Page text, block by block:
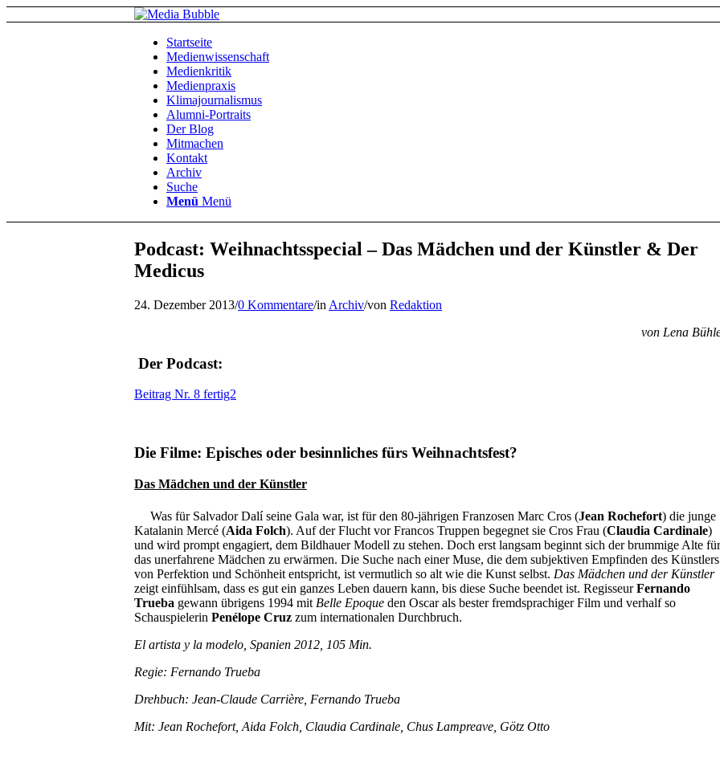
Startseite
Medienwissenschaft
Medienkritik
Medienpraxis
Klimajournalismus
Alumni-Portraits
Der Blog
Mitmachen
Kontakt
Archiv
Suche
Menü Menü
Podcast: Weihnachtsspecial – Das Mädchen und der Künstler & Der
Medicus
24. Dezember 2013/0 Kommentare/in Archiv/von Redaktion
von Lena
Der Podcast:
Beitrag Nr. 8 fertig2
Die Filme: Episches oder besinnliches fürs Weihnachtsfest?
Das Mädchen und der Künstler
Was für Salvador Dalí seine Gala war, ist für den 80-jährigen Franzosen Marc Cros (Jean Rochefort) die junge
Katalanin Mercé (Aida Folch). Auf der Flucht vor Francos Truppen begegnet sie Cros Frau (Claudia Cardinale)
und wird prompt engagiert, dem Bildhauer Modell zu stehen. Doch erst langsam beginnt sich der brummige Alte für
das unerfahrene Mädchen zu erwärmen. Die Suche nach einer Muse, die dem subjektiven Empfinden des Künstlers
von Perfektion und Schönheit entspricht, ist vermutlich so alt wie die Kunst selbst. Das Mädchen und der Künstler
zeigt einfühlsam, dass es gut ein ganzes Leben dauern kann, bis diese Suche beendet ist. RegisseurFernando
Trueba gewann übrigens 1994 mit Belle Epoque den Oscar als bester fremdsprachiger Film und verhalf so
Schauspielerin Penélope Cruz zum internationalen Durchbruch.
El artista y la modelo, Spanien 2012, 105 Min.
Regie: Fernando Trueba
Drehbuch: Jean-Claude Carrière, Fernando Trueba
Mit: Jean Rochefort, Aida Folch, Claudia Cardinale, Chus Lampreave, Götz Otto